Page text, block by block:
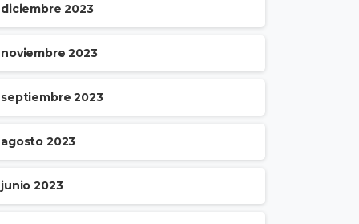
diciembre 2023
noviembre 2023
septiembre 2023
agosto 2023
junio 2023